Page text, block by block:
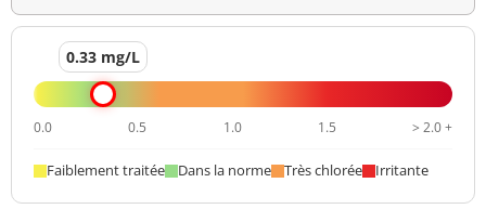
Difénoconazole <0,02 µg/L <=0,1 µg/L
Diuron
Diméthomorphe <0,02 µg/L <=0,1 µg/L
0.33 mg/L
0.0 0.5 1.0 1.5 > 2.0 +
Faiblement traitée Dans la norme Très chlorée Irritante